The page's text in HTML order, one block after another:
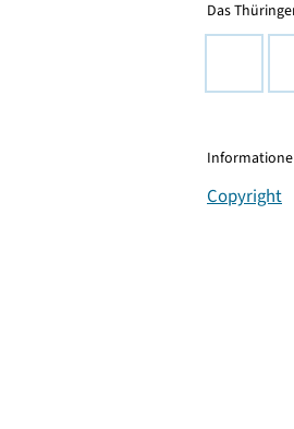
Das
Copyright